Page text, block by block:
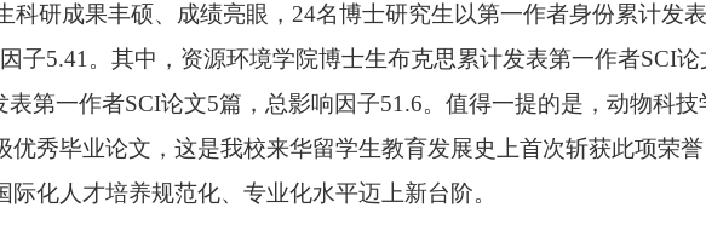
研成果丰硕、成绩亮眼，24名博士研究生以第一作者身份累计发
子5.41。其中，资源环境学院博士生布克思累计发表第一作者SCI论
第一作者SCI论文5篇，总影响因子51.6。值得一提的是，动物科技
秀毕业论文，这是我校来华留学生教育发展史上首次斩获此项荣
化人才培养规范化、专业化水平迈上新台阶。